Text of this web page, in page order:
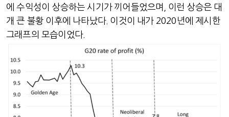
에 수익성이 상승하는 시기가 끼어들었으며
이런 상승은 대
개 큰 불황 이후에 나타났다. 이것이 내가 2020 년에 제시한
그래프의 모습이었다.